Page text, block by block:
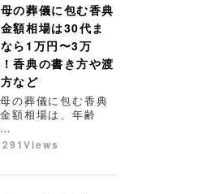
の葬儀に包む香典
額相場は30代ま
ら1万円〜3万
香典の書き方や渡
など
の葬儀に包む香典
額相場は、年齢